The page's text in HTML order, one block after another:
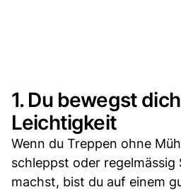
1. Du bewegst
Leichtigkeit
Wenn du Treppen ohne
schleppst oder regelmässig
machst, bist du auf einem